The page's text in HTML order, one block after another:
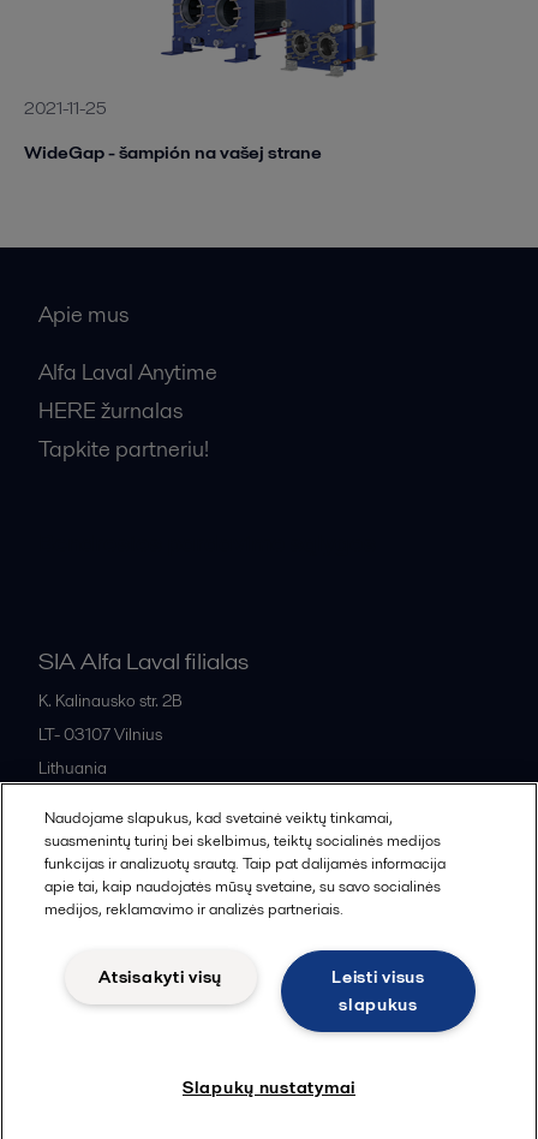
2021-11-25
WideGap - šampión na vašej strane
Apie mus
Alfa Laval Anytime
HERE žurnalas
Tapkite partneriu!
SIA Alfa Laval filialas
K. Kalinausko str. 2B
LT- 03107Vilnius
Lithuania
All offices and partners
© 2015-2026, ALFA LAVAL
Cookies policy Legal terms and conditions
Naudojame slapukus, kad svetainė veiktų tinkamai,
suasmenintų turinį bei skelbimus, teiktų socialinės medijos
funkcijas ir analizuotų srautą. Taip pat dalijamės informacija
apie tai, kaip naudojatės mūsų svetaine, su savo socialinės
medijos, reklamavimo ir analizės partneriais.
Leisti visus
slapukus
Atsisakyti visų
Slapukų nustatymai